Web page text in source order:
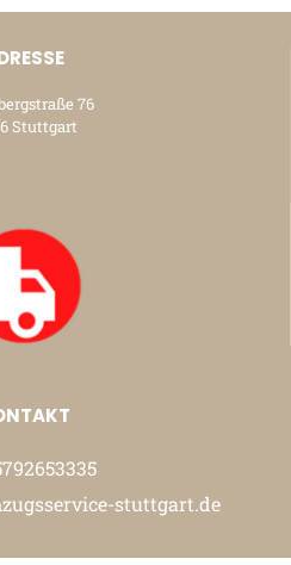
76
Stuttgart
stuttgart.de